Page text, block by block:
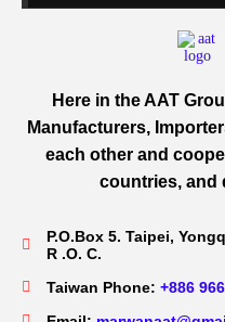
Here in the AAT
Manufacturers,
each other and
countries, and
P.O.Box 5. Taipei,
R .O. C.
Taiwan Phone: +886